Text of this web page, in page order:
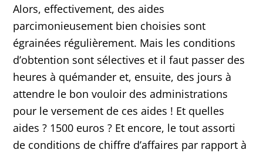
Alors, effectivement, des aides
parcimonieusement bien choisies sont
égrainées régulièrement. Mais les conditions
d’obtention sont sélectives et il faut passer des
heures à quémander et, ensuite, des jours à
attendre le bon vouloir des administrations
pour le versement de ces aides ! Et quelles
aides ? 1500 euros ? Et encore, le tout assorti
de conditions de chiffre d’affaires par rapport à